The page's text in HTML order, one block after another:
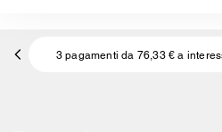
3 pagamenti da 76,33 € a